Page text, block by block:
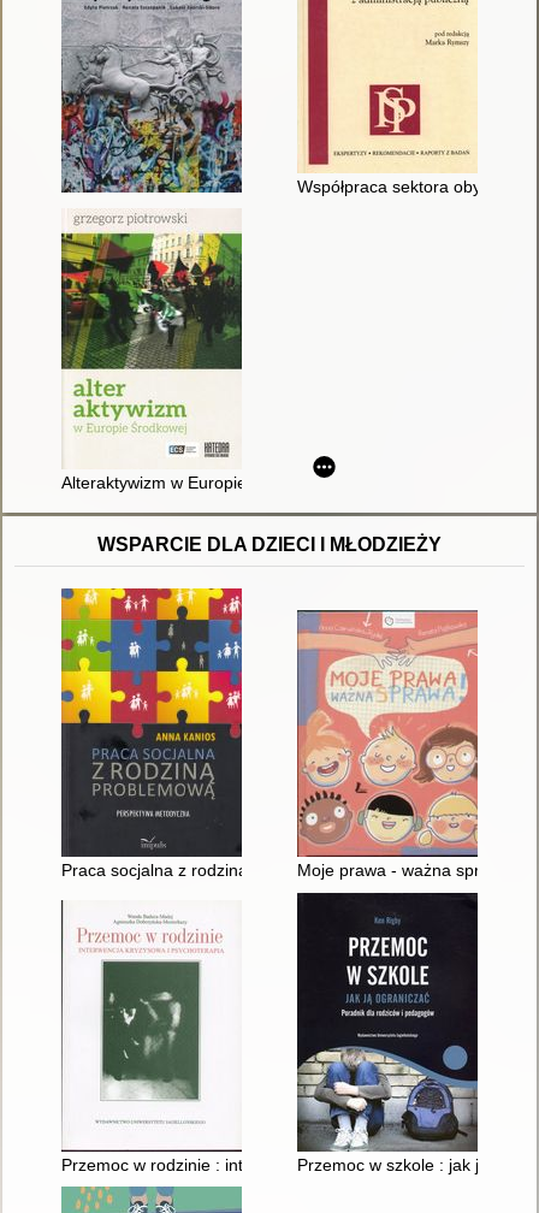
Współpraca sektora
Alteraktywizm w Europie Środkowej
WSPARCIE DLA DZIECI I MŁODZIEŻY
Praca socjalna z rodziną problemową : perspektywa
Moje prawa - ważna sprawa!
Przemoc w rodzinie : interwencja kryzysowa i psychoterapia
Przemoc w szkole : jak ją